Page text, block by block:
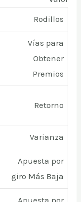
Rodillos
Vías para
Obtener
Premios
Retorno
Varianza
Apuesta por
giro Más Baja